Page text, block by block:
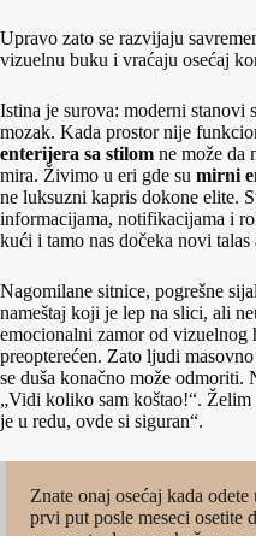
Upravo zato se razvijaju
vizuelnu buku i vraćaju osećaj
Istina je surova: moderni stanovi
mozak. Kada prostor nije
enterijera sa stilom ne može da
mira. Živimo u eri gde su mirni
ne luksuzni kapris dokone elite.
informacijama, notifikacijama i
kući i tamo nas dočeka novi
Nagomilane sitnice, pogrešne
nameštaj koji je lep na slici, ali
emocionalni zamor od vizuelnog
preopterećen. Zato ljudi
se duša konačno može
„Vidi koliko sam koštao!“.
je u redu, ovde si siguran“.
Znate onaj osećaj kada
prvi put posle meseci osetite